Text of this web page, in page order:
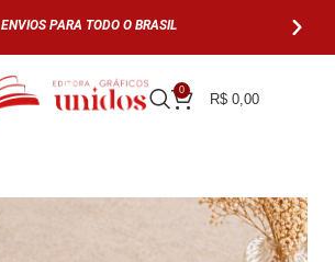
ENVIOS PARA TODO O BRASIL PARCELE EM
0
R$0,00